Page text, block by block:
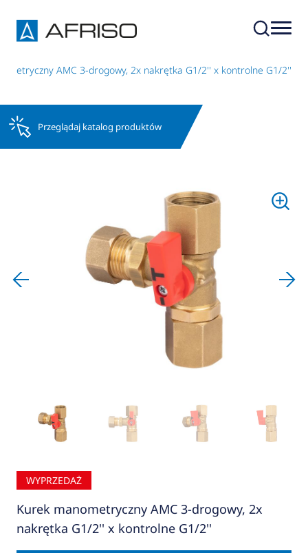
AMC 3-drogowy, 2x nakrętka G1/2'' x kontrolne G1/2''
Przeglądaj katalog produktów
WYPRZEDAŻ
Kurek manometryczny AMC 3-drogowy, 2x
nakrętka G1/2'' x kontrolne G1/2''